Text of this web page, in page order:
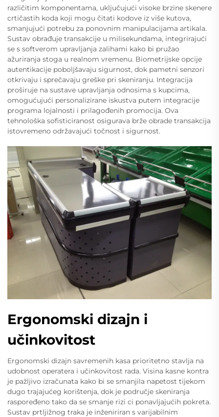
različitim komponentama, uključujući visoke brzine skenere
crtičastih koda koji mogu čitati kodove iz više kutova,
smanjujući potrebu za ponovnim manipulacijama artikala.
Sustav obrađuje transakcije u milisekundama, integrirajući
se s softverom upravljanja zalihami kako bi pružao
ažuriranja stoga u realnom vremenu. Biometrijske opcije
autentikacije poboljšavaju sigurnost, dok pametni senzori
otkrivaju i sprečavaju greške pri skeniranju. Integracija
proširuje na sustave upravljanja odnosima s kupcima,
omogućujući personalizirane iskustva putem integracije
programa lojalnosti i prilagođenih promocija. Ova
tehnološka sofisticiranost osigurava brže obrade transakcija
istovremeno održavajući točnost i sigurnost.
Ergonomski dizajn i
učinkovitost
Ergonomski dizajn savremenih kasa prioritetno stavlja na
udobnost operatera i učinkovitost rada. Visina kasne kontra
je pažljivo izračunata kako bi se smanjila napetost tijekom
dugo trajajućeg korištenja, dok je područje skeniranja
raspoređeno tako da se smanje rizi ci ponavljajućih pokreta.
Sustav prtljižnog traka je inženiriran s varijabilnim